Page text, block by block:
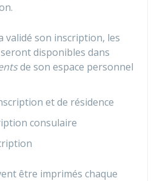
validé son inscription, les
disponibles dans
de son espace personnel
et de résidence
consulaire
être imprimés chaque